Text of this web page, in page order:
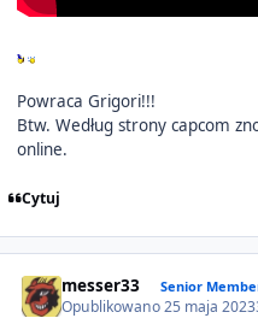
Powraca Grigori!!!
Btw. Według strony capcom
online.
Cytuj
messer33 Senior
Opublikowano25 maja 2023